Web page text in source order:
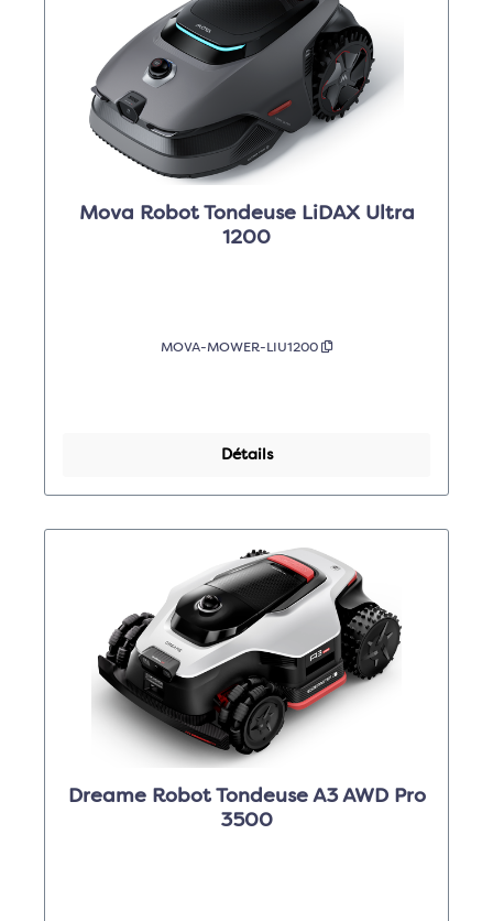
Mova Robot Tondeuse LiDAX Ultra
1200
MOVA-MOWER-LIU1200
Détails
Dreame Robot Tondeuse A3 AWD Pro
3500